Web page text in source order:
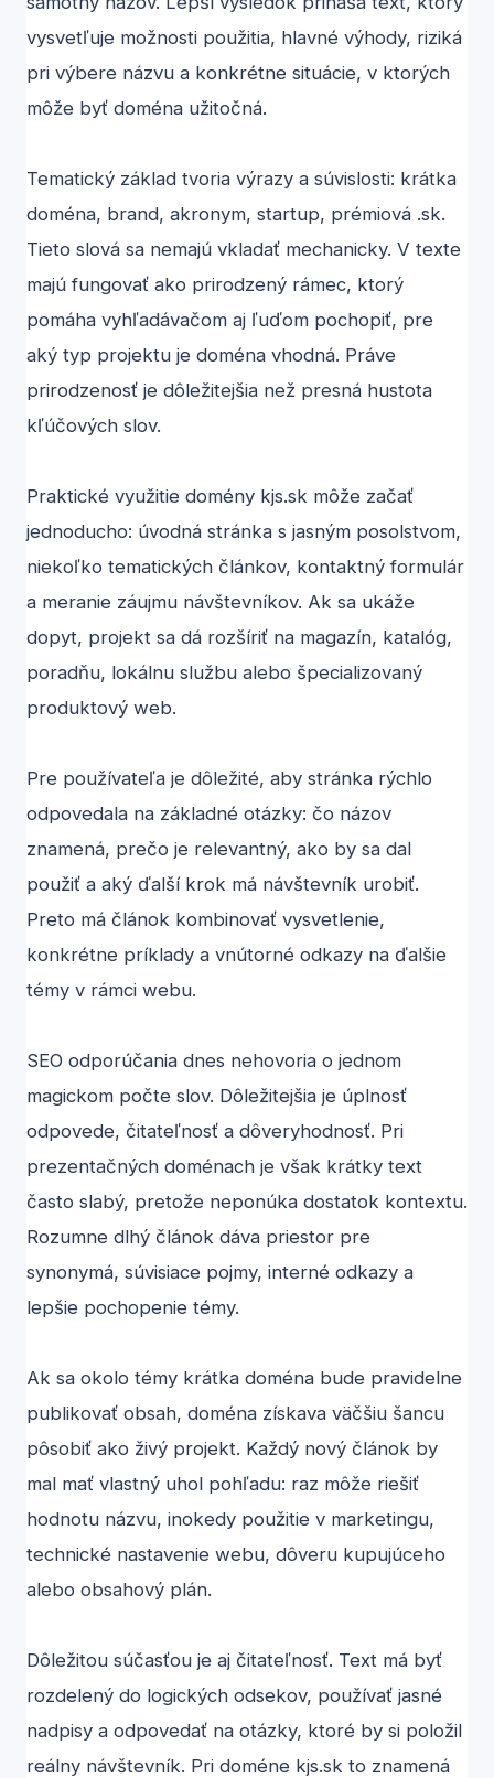
vysvetľuje možnosti použitia, hlavné výhody, riziká
pri výbere názvu a konkrétne situácie, v ktorých
môže byť doména užitočná.
Tematický základ tvoria výrazy a súvislosti: krátka
doména, brand, akronym, startup, prémiová .sk.
Tieto slová sa nemajú vkladať mechanicky. V texte
majú fungovať ako prirodzený rámec, ktorý
pomáha vyhľadávačom aj ľuďom pochopiť, pre
aký typ projektu je doména vhodná. Práve
prirodzenosť je dôležitejšia než presná hustota
kľúčových slov.
Praktické využitie domény kjs.sk môže začať
jednoducho: úvodná stránka s jasným posolstvom,
niekoľko tematických článkov, kontaktný formulár
a meranie záujmu návštevníkov. Ak sa ukáže
dopyt, projekt sa dá rozšíriť na magazín, katalóg,
poradňu, lokálnu službu alebo špecializovaný
produktový web.
Pre používateľa je dôležité, aby stránka rýchlo
odpovedala na základné otázky: čo názov
znamená, prečo je relevantný, ako by sa dal
použiť a aký ďalší krok má návštevník urobiť.
Preto má článok kombinovať vysvetlenie,
konkrétne príklady a vnútorné odkazy na ďalšie
témy v rámci webu.
SEO odporúčania dnes nehovoria o jednom
magickom počte slov. Dôležitejšia je úplnosť
odpovede, čitateľnosť a dôveryhodnosť. Pri
prezentačných doménach je však krátky text
často slabý, pretože neponúka dostatok kontextu.
Rozumne dlhý článok dáva priestor pre
synonymá, súvisiace pojmy, interné odkazy a
lepšie pochopenie témy.
Ak sa okolo témy krátka doména bude pravidelne
publikovať obsah, doména získava väčšiu šancu
pôsobiť ako živý projekt. Každý nový článok by
mal mať vlastný uhol pohľadu: raz môže riešiť
hodnotu názvu, inokedy použitie v marketingu,
technické nastavenie webu, dôveru kupujúceho
alebo obsahový plán.
Dôležitou súčasťou je aj čitateľnosť. Text má byť
rozdelený do logických odsekov, používať jasné
nadpisy a odpovedať na otázky, ktoré by si položil
reálny návštevník. Pri doméne kjs.sk to znamená